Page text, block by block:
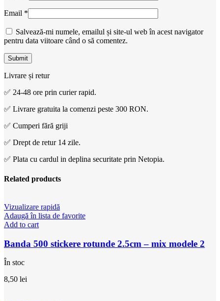
Email *
Salvează-mi numele, emailul și site-ul web în acest navigator
pentru data viitoare când o să comentez.
Livrare și retur
✅ 24-48 ore prin curier rapid.
✅ Livrare gratuita la comenzi peste 300 RON.
✅ Cumperi fără griji
✅ Drept de retur 14 zile.
✅ Plata cu cardul in deplina securitate prin Netopia.
Related products
Vizualizare rapidă
Adaugă în lista de favorite
Add to cart
Banda 500 stickere rotunde 2.5cm – mix modele 2
În stoc
8,50 lei